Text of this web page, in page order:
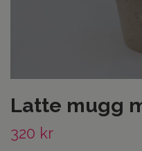
Latte mugg
320 kr